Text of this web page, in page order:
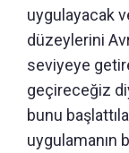
uygulayacak
düzeylerini
seviyeye
geçireceğiz
bunu
uygulamanın